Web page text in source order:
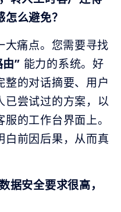
么避免？
大痛点。您需要寻找
” 能力的系统。好
整的对话摘要、用户
已尝试过的方案，以
的工作台界面上。
白前因后果，从而真
据安全要求很高，